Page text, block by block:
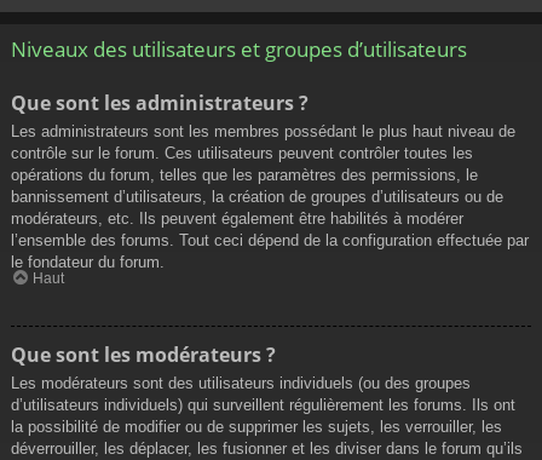
Niveaux des utilisateurs et groupes d’utilisateurs
Que sont les administrateurs ?
Les administrateurs sont les membres possédant le plus haut niveau de
contrôle sur le forum. Ces utilisateurs peuvent contrôler toutes les
opérations du forum, telles que les paramètres des permissions, le
bannissement d’utilisateurs, la création de groupes d’utilisateurs ou de
modérateurs, etc. Ils peuvent également être habilités à modérer
l’ensemble des forums. Tout ceci dépend de la configuration effectuée par
le fondateur du forum.
Haut
Que sont les modérateurs ?
Les modérateurs sont des utilisateurs individuels (ou des groupes
d’utilisateurs individuels) qui surveillent régulièrement les forums. Ils ont
la possibilité de modifier ou de supprimer les sujets, les verrouiller, les
déverrouiller, les déplacer, les fusionner et les diviser dans le forum qu’ils